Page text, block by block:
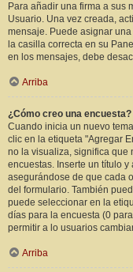
Para añadir una firma a sus
Usuario. Una vez creada,
mensaje. Puede asignar
la casilla correcta en su
en los mensajes, debe
Arriba
¿Cómo creo una encuesta?
Cuando inicia un nuevo
clic en la etiqueta "Agregar
no la visualiza, significa que
encuestas. Inserte un título
asegurándose de que cada
del formulario. También
puede seleccionar en la
días para la encuesta (0
permitir a lo usuarios
Arriba